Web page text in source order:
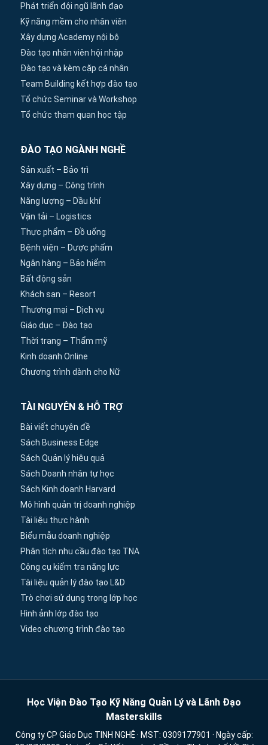
Phát triển đội ngũ lãnh đạo
Kỹ năng mềm cho nhân viên
Xây dựng Academy nội bộ
Đào tạo nhân viên hội nhập
Đào tạo và kèm cặp cá nhân
Team Building kết hợp đào tạo
Tổ chức Seminar và Workshop
Tổ chức tham quan học tập
ĐÀO TẠO NGÀNH NGHỀ
Sản xuất – Bảo trì
Xây dựng – Công trình
Năng lượng – Dầu khí
Vận tải – Logistics
Thực phẩm – Đồ uống
Bệnh viện – Dược phẩm
Ngân hàng – Bảo hiểm
Bất động sản
Khách sạn – Resort
Thương mại – Dịch vụ
Giáo dục – Đào tạo
Thời trang – Thẩm mỹ
Kinh doanh Online
Chương trình dành cho Nữ
TÀI NGUYÊN & HỖ TRỢ
Bài viết chuyên đề
Sách Business Edge
Sách Quản lý hiệu quả
Sách Doanh nhân tự học
Sách Kinh doanh Harvard
Mô hình quản trị doanh nghiệp
Tài liệu thực hành
Biểu mẫu doanh nghiệp
Phân tích nhu cầu đào tạo TNA
Công cụ kiểm tra năng lực
Tài liệu quản lý đào tạo L&D
Trò chơi sử dụng trong lớp học
Hình ảnh lớp đào tạo
Video chương trình đào tạo
Học Viện Đào Tạo Kỹ Năng Quản Lý và Lãnh Đạo
Masterskills
Công ty CP Giáo Dục TINH NGHỆ · MST: 0309177901 · Ngày cấp: